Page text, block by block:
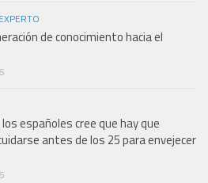
de conocimiento hacia el
españoles cree que hay que
antes de los 25 para envejecer